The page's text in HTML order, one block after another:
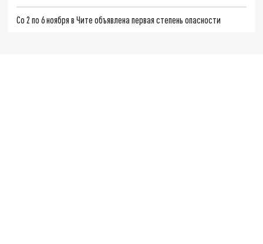
Со 2 по 6 ноября в Чите объявлена первая степень опасности